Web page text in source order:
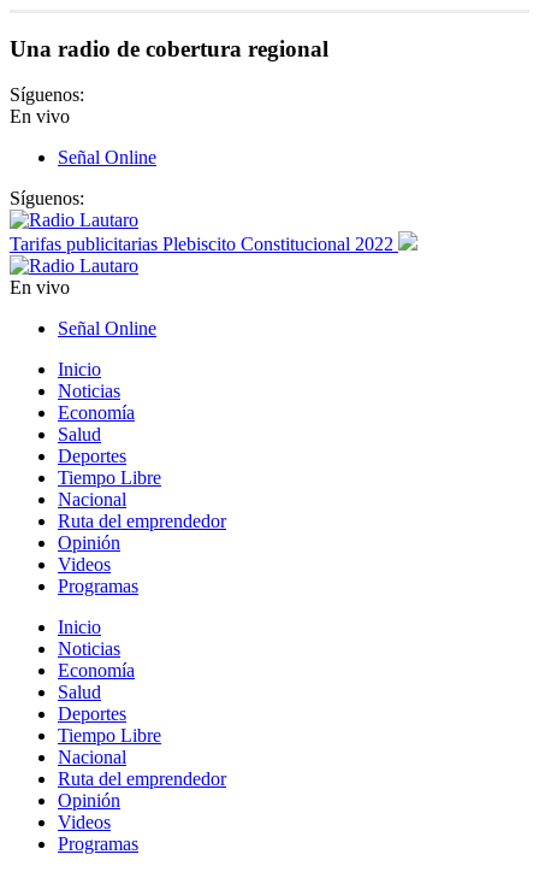
Una radio de cobertura regional
Síguenos:
En vivo
Señal Online
Síguenos:
Tarifas publicitarias Plebiscito Constitucional 2022
En vivo
Señal Online
Inicio
Noticias
Economía
Salud
Deportes
Tiempo Libre
Nacional
Ruta del emprendedor
Opinión
Videos
Programas
Inicio
Noticias
Economía
Salud
Deportes
Tiempo Libre
Nacional
Ruta del emprendedor
Opinión
Videos
Programas